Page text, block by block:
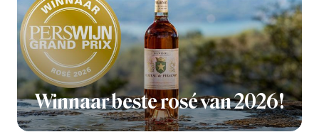
Winnaar beste rosé van 2026!